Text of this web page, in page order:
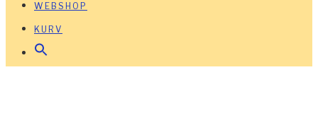
WEBSHOP
KURV